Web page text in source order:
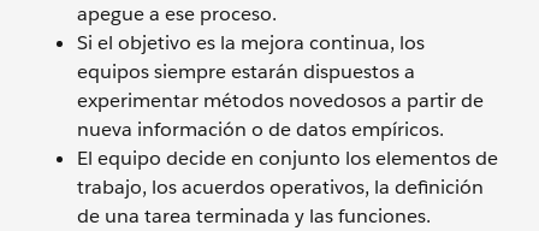
apegue a ese proceso.
Si el objetivo es la mejora continua, los
equipos siempre estarán dispuestos a
experimentar métodos novedosos a partir de
nueva información o de datos empíricos.
El equipo decide en conjunto los elementos de
trabajo, los acuerdos operativos, la definición
de una tarea terminada y las funciones.